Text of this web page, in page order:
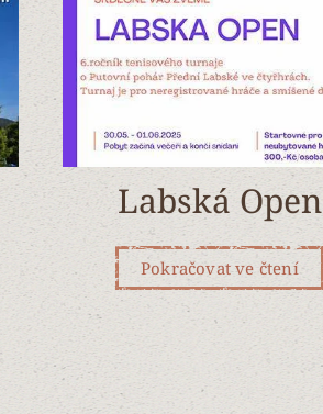
Labská Open
Pokračovat ve čtení